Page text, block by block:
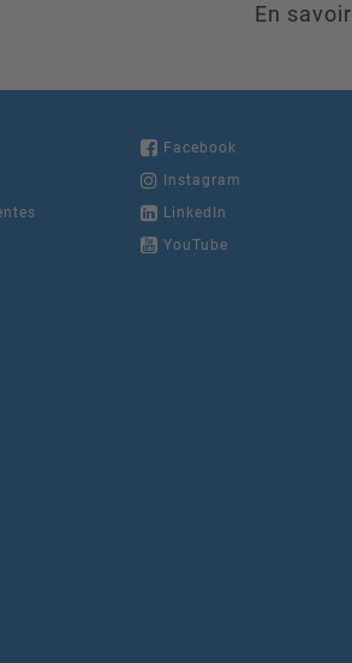
En
Facebook
Instagram
LinkedIn
YouTube